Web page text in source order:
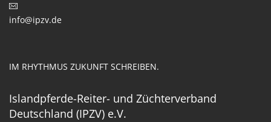
info@ipzv.de
IM RHYTHMUS ZUKUNFT SCHREIBEN.
Islandpferde-Reiter- und Züchterverband
Deutschland (IPZV) e.V.